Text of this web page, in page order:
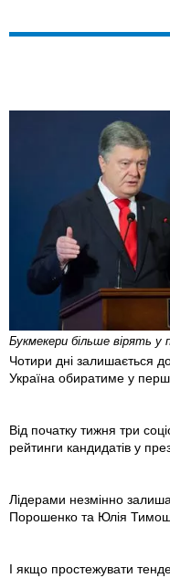
Букмекери більше вірять у
Чотири дні залишається
Україна обиратиме у
Від початку тижня три
рейтинги кандидатів у
Лідерами незмінно
Порошенко та Юлія
І якщо простежувати